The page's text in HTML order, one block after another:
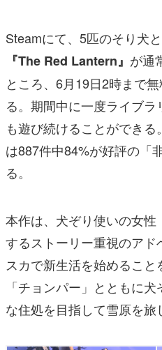
その他
電ファミニコゲーマーとは？
運営：株式会社マレ
Steamにて、5匹のそり犬
『The Red Lantern』 が通
ところ、6月19日2時まで
る。期間中に一度ライブ
も遊び続けることができ
は887件中84%が好評の「
る。
本作は、犬ぞり使いの女性
するストーリー重視のア
スカで新生活を始めるこ
「チョンパー」とともに
な住処を目指して雪原を旅